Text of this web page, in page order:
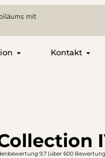
mit
Kontakt
9,7 (über 600